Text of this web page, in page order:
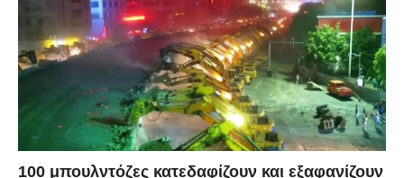
100 μπουλντόζες κατεδαφίζουν και εξαφανίζουν